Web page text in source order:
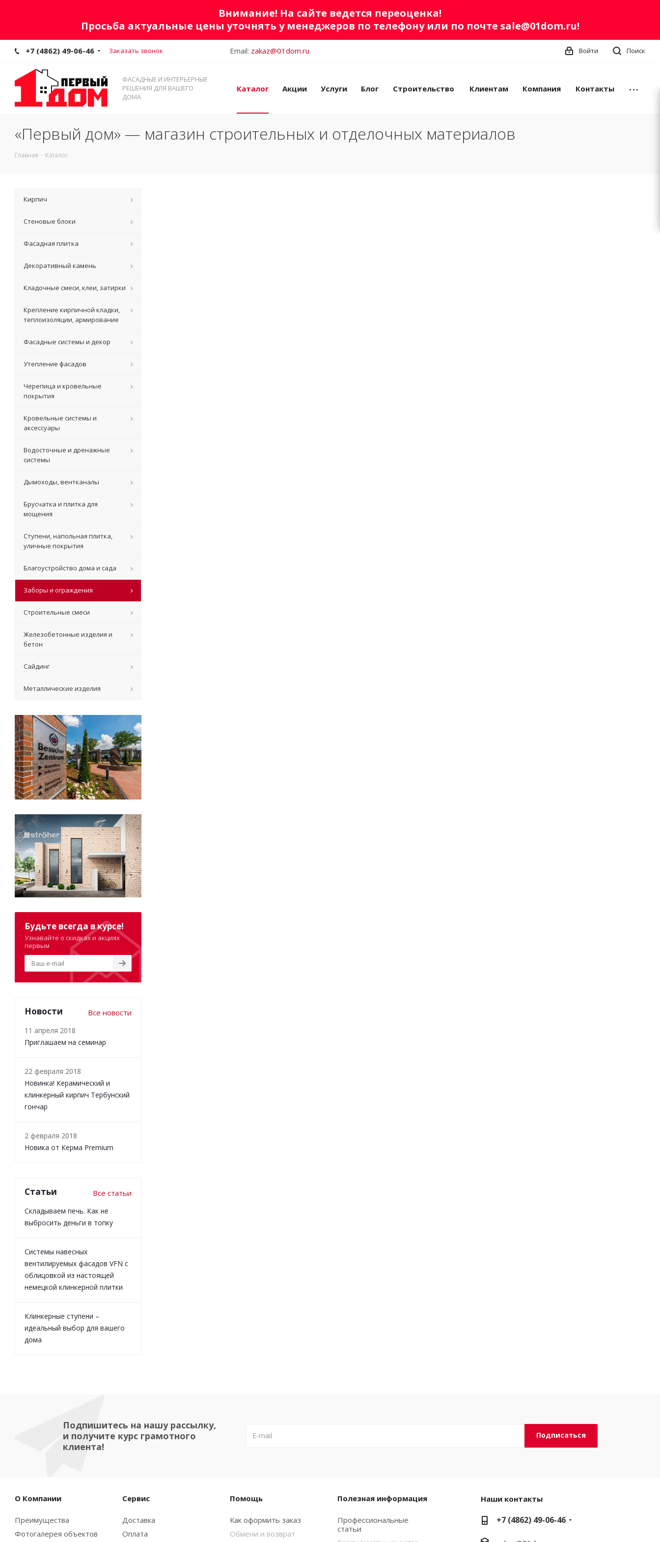
Внимание! На сайте ведется переоценка!
Просьба актуальные цены уточнять у менеджеров по телефону или по почте sale@01dom.ru!
+7 (4862) 49-06-46 Заказать звонок Email: zakaz@01dom.ru Поиск
Войти
ФАСАДНЫЕ И ИНТЕРЬЕРНЫЕ
РЕШЕНИЯ ДЛЯ ВАШЕГО
ДОМА
Каталог Акции Услуги Блог Строительство Клиентам Компания Контакты
«Первый дом» — магазин строительных и отделочных материалов
Главная - Каталог
Кирпич
Стеновые блоки
Фасадная плитка
Декоративный камень
Кладочные смеси, клеи, затирки
Крепление кирпичной кладки,
теплоизоляции, армирование
Фасадные системы и декор
Утепление фасадов
Черепица и кровельные
покрытия
Кровельные системы и
аксессуары
Водосточные и дренажные
системы
Дымоходы, вентканалы
Брусчатка и плитка для
мощения
Ступени, напольная плитка,
уличные покрытия
Благоустройство дома и сада
Заборы и ограждения
Строительные смеси
Железобетонные изделия и
бетон
Сайдинг
Металлические изделия
Будьте всегда в курсе!
Узнавайте о скидках и акциях
первым
Новости Все новости
11 апреля 2018
Приглашаем на семинар
22 февраля 2018
Новинка! Керамический и
клинкерный кирпич Тербунский
гончар
2 февраля 2018
Новика от Керма Premium
Статьи Все статьи
Складываем печь. Как не
выбросить деньги в топку
Системы навесных
вентилируемых фасадов VFN с
облицовкой из настоящей
немецкой клинкерной плитки
Клинкерные ступени –
идеальный выбор для вашего
дома
Подпишитесь на нашу рассылку,
и получите курс грамотного
клиента!
О Компании
Преимущества
Фотогалерея объектов
Сервис
Доставка
Оплата
Помощь
Как оформить заказ
Обмени и возврат
Полезная информация
Профессиональные
статьи
Наши контакты
+7 (4862) 49-06-46